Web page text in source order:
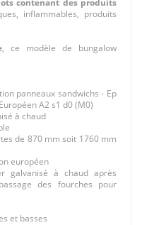
inflammables, produits
, ce modèle de bungalow
panneaux sandwichs - Ep
A2 s1 d0 (M0)
à chaud
de 870 mm soit 1760 mm
européen
galvanisé à chaud après
des fourches pour
et basses